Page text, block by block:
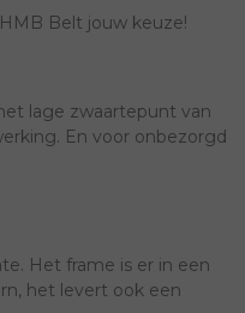
Belt jouw keuze!
lage zwaartepunt van
En voor onbezorgd
Het frame is er in een
het levert ook een